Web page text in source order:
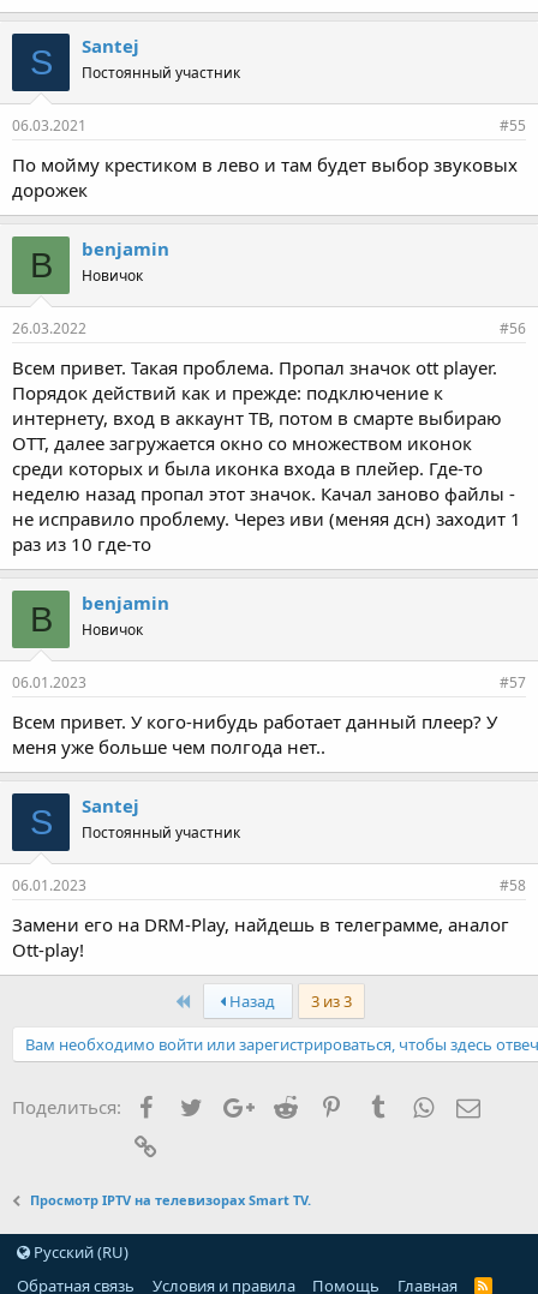
S Santej
Постоянный участник
06.03.2021 #55
По мойму крестиком в лево и там будет выбор звуковых
дорожек
B benjamin
Новичок
26.03.2022 #56
Всем привет. Такая проблема. Пропал значок ott player.
Порядок действий как и прежде: подключение к
интернету, вход в аккаунт ТВ, потом в смарте выбираю
ОТТ, далее загружается окно со множеством иконок
среди которых и была иконка входа в плейер. Где-то
неделю назад пропал этот значок. Качал заново файлы -
не исправило проблему. Через иви (меняя дсн) заходит 1
раз из 10 где-то
B benjamin
Новичок
06.01.2023 #57
Всем привет. У кого-нибудь работает данный плеер? У
меня уже больше чем полгода нет..
S Santej
Постоянный участник
06.01.2023 #58
Замени его на DRM-Play, найдешь в телеграмме, аналог
Ott-play!
ПервыйНазад
3 из 3
Вам необходимо войти или зарегистрироваться, чтобы здесь
Поделиться: FacebookTwitterGoogle+
Reddit PinterestTumblrWhatsApp
Просмотр IPTV на телевизорах Smart TV.
Русский (RU)
Обратная связь
Условия и правила Помощь Главная